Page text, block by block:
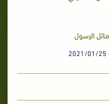
الرسول
2021/01/25